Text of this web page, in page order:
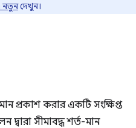
নতুনদেখুন।
প্রকাশ করার একটি সংক্ষিপ্ত
সীমাবদ্ধ শর্ত-মান